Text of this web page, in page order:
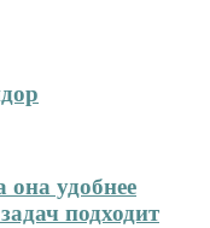
она удобнее
подходит